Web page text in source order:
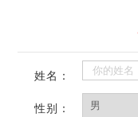
姓名：
性别：